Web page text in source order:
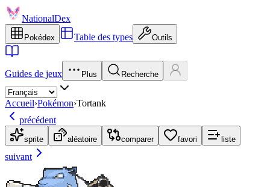
NationalDex
Pokédex Table des types Outils
Guides de jeux Plus Recherche
Accueil›Pokémon›Tortank
précédent
sprite aléatoire comparer favori liste
suivant